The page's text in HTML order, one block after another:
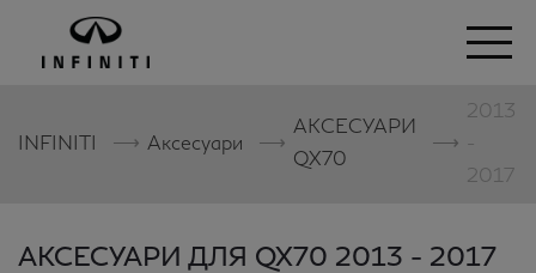
INFINITI ⟶ Аксесуари ⟶
АКСЕСУАРИ
QX70
⟶
2013
-
2017
АКСЕСУАРИ ДЛЯ QX70 2013 - 2017